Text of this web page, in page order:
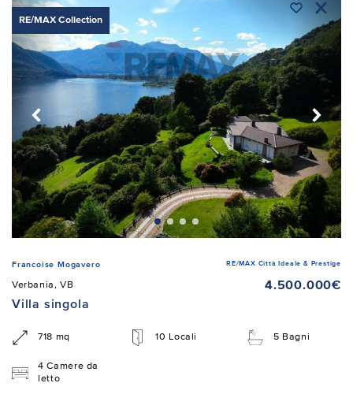
RE/MAX Collection
Francoise Mogavero RE/MAX Città Ideale & Prestige
Verbania, VB
4.500.000€
Villa singola
718 mq 10 Locali 5 Bagni
4 Camere da
letto